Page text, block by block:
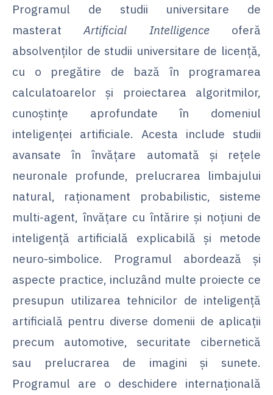
Programul de studii universitare de
masteratArtificial Intelligenceoferă
absolvenților de studii universitare de licență,
cu o pregătire de bază în programarea
calculatoarelor și proiectarea algoritmilor,
cunoștințe aprofundate în domeniul
inteligenței artificiale. Acesta include studii
avansate în învățare automată și rețele
neuronale profunde, prelucrarea limbajului
natural, raționament probabilistic, sisteme
multi-agent, învățare cu întărire și noțiuni de
inteligență artificială explicabilă și metode
neuro-simbolice. Programul abordează și
aspecte practice, incluzând multe proiecte ce
presupun utilizarea tehnicilor de inteligență
artificială pentru diverse domenii de aplicații
precum automotive, securitate cibernetică
sau prelucrarea de imagini și sunete.
Programul are o deschidere internațională